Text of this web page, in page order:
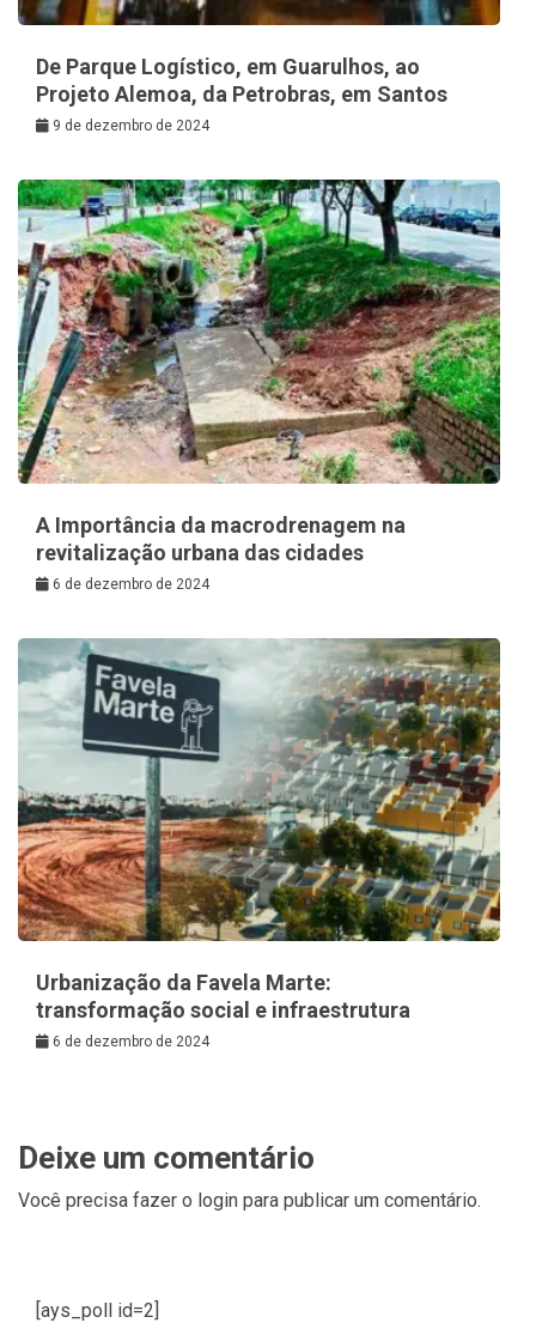
De Parque Logístico, em Guarulhos, ao
Projeto Alemoa, da Petrobras, em Santos
9 de dezembro de 2024
A Importância da macrodrenagem na
revitalização urbana das cidades
6 de dezembro de 2024
Urbanização da Favela Marte:
transformação social e infraestrutura
6 de dezembro de 2024
Deixe um comentário
Você precisa fazer o login para publicar um comentário.
[ays_poll id=2]